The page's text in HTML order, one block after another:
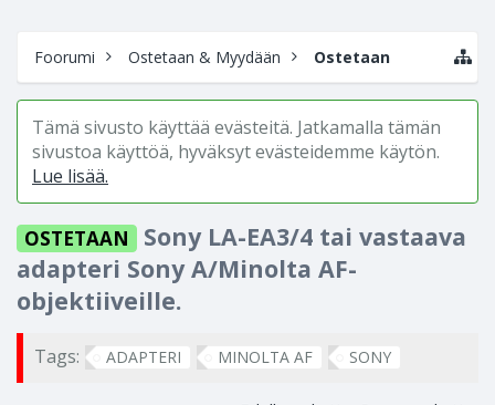
Foorumi Ostetaan & Myydään Ostetaan
Tämä sivusto käyttää evästeitä. Jatkamalla tämän
sivustoa käyttöä, hyväksyt evästeidemme käytön.
Lue lisää.
OSTETAAN
Sony LA-EA3/4 tai vastaava
adapteri Sony A/Minolta AF-
objektiiveille.
Tags: ADAPTERI MINOLTA AF SONY